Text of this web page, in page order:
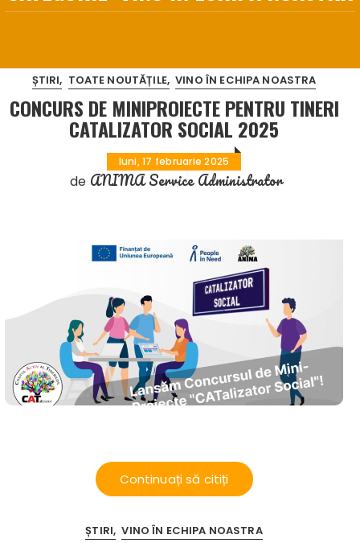
ȘTIRI TOATE NOUTĂȚILE VINO ÎN ECHIPA NOASTRA
CONCURS DE MINIPROIECTE PENTRU TINERI
CATALIZATOR SOCIAL 2025
luni, 17 februarie 2025
de ANIMA Service Administrator
Continuați să citiți
ȘTIRI VINO ÎN ECHIPA NOASTRA